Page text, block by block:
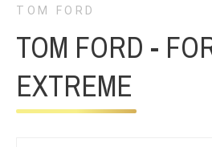
TOM FORD
TOM FORD -
EXTREME